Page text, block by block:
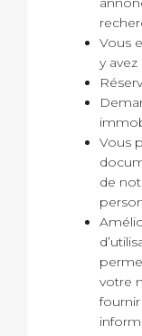
Vous
y avez
Vous
de
votre